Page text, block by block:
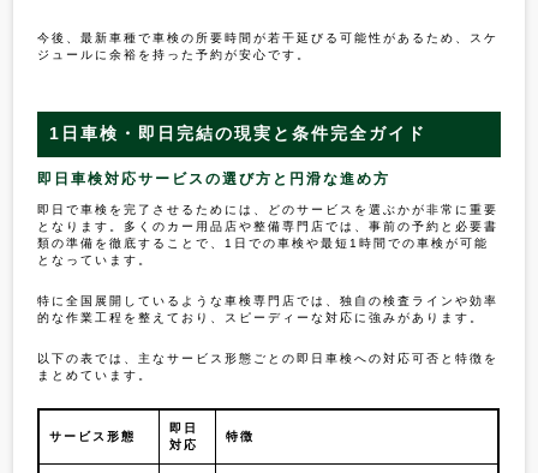
今後、最新車種で車検の所要時間が若干延びる可能性があるため、スケ
ジュールに余裕を持った予約が安心です。
1日車検・即日完結の現実と条件完全ガイド
即日車検対応サービスの選び方と円滑な進め方
即日で車検を完了させるためには、どのサービスを選ぶかが非常に重要
となります。多くのカー用品店や整備専門店では、事前の予約と必要書
類の準備を徹底することで、1日での車検や最短1時間での車検が可能
となっています。
特に全国展開しているような車検専門店では、独自の検査ラインや効率
的な作業工程を整えており、スピーディーな対応に強みがあります。
以下の表では、主なサービス形態ごとの即日車検への対応可否と特徴を
まとめています。
サービス形態
即日
対応
特徴